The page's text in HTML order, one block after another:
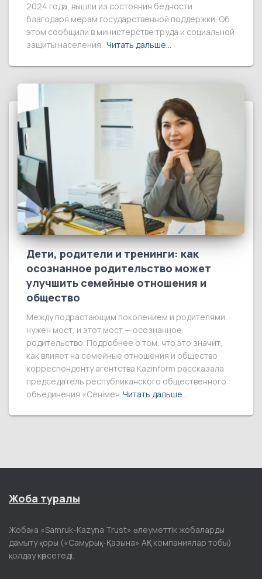
2024 года, вышли из состояния бедности
благодаря мерам государственной поддержки. Об
этом сообщили в министерстве труда и социальной
защиты населения, Читать дальше…
Дети, родители и тренинги: как
осознанное родительство может
улучшить семейные отношения и
общество
Между подрастающим поколением и родителями
нужен мост, и этот мост — осознанное
родительство. Подробнее о том, что это значит,
как влияет на семейные отношения и общество
корреспонденту агентства Kazinform рассказала
председатель республиканского общественного
объединения «Сенімен Читать дальше…
Жоба туралы
Жобаға «Samruk-Kazyna Trust» әлеуметтік жобаларды
дамыту қоры («Самұрық-Қазына» АҚ компаниялар тобы)
қолдау көрсетеді.